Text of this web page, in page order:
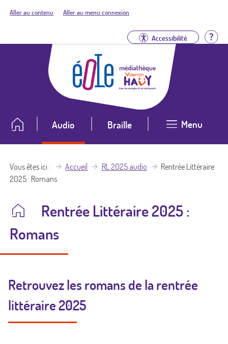
Aller au contenu Aller au menu connexion
Accessibilité
Audio Braille Menu
Vous êtes ici Accueil RL 2025 audio
Rentrée Littéraire
2025 : Romans
Rentrée Littéraire 2025 :
Romans
Retrouvez les romans de la rentrée
littéraire 2025